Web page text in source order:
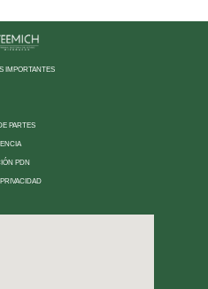
IMPORTANTES
PARTES
PDN